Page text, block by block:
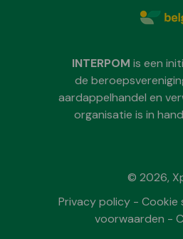
INTERPOMis een
de
aardappelhandel en
organisatie is in
© 2026,
Privacy policy- Cookie
voorwaarden -